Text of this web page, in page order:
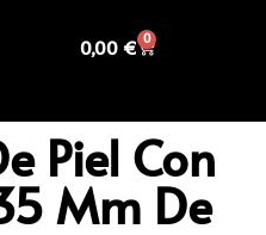
0,00 € 0
Piel Con
Mm De